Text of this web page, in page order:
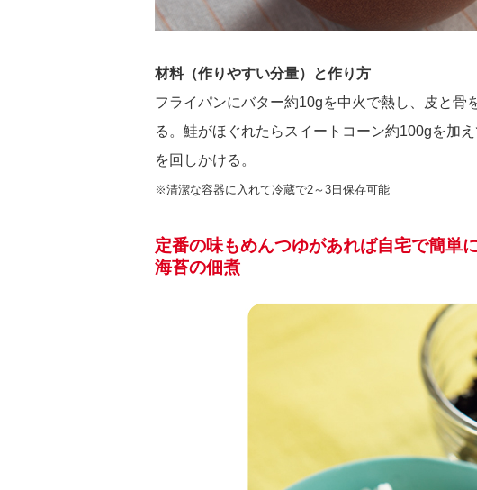
材料（作りやすい分量）と作り方
フライパンにバター約10gを中火で熱し、皮と骨
る。鮭がほぐれたらスイートコーン約100gを加
を回しかける。
※清潔な容器に入れて冷蔵で2～3日保存可能
定番の味もめんつゆがあれば自宅で簡単
海苔の佃煮